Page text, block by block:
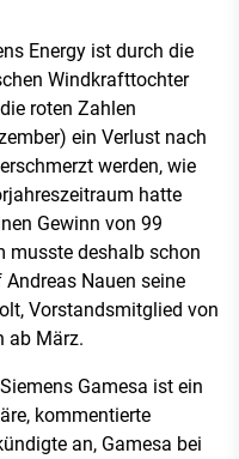
Energy ist durch die
Windkrafttochter
roten Zahlen
ein Verlust nach
werden, wie
hatte
Gewinn von 99
musste deshalb schon
Nauen seine
Vorstandsmitglied von
ab März.
Gamesa ist ein
kommentierte
an, Gamesa bei